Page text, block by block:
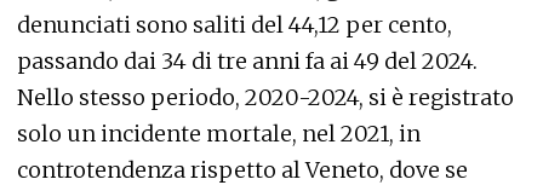
denunciati sono saliti del 44,12 per cento,
passando dai 34 di tre anni fa ai 49 del 2024.
Nello stesso periodo, 2020-2024, si è registrato
solo un incidente mortale, nel 2021, in
controtendenza rispetto al Veneto, dove se